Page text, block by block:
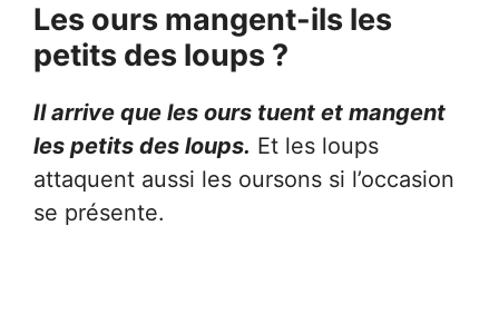
Les ours mangent-ils les
petits des loups ?
Il arrive que les ours tuent et mangent
les petits des loups. Et les loups
attaquent aussi les oursons si l’occasion
se présente.